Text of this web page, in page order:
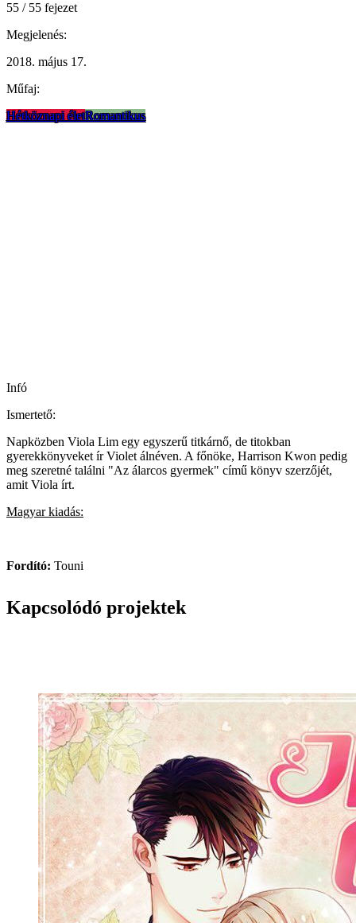
55 / 55 fejezet
Megjelenés:
2018. május 17.
Műfaj:
Hétköznapi életRomantikus
Infó
Ismertető:
Napközben Viola Lim egy egyszerű titkárnő, de titokban
gyerekkönyveket ír Violet álnéven. A főnöke, Harrison Kwon pedig
meg szeretné találni "Az álarcos gyermek" című könyv szerzőjét,
amit Viola írt.
Magyar kiadás:
Fordító: Touni
Kapcsolódó projektek